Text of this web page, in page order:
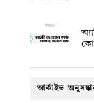
আর্কাইভ